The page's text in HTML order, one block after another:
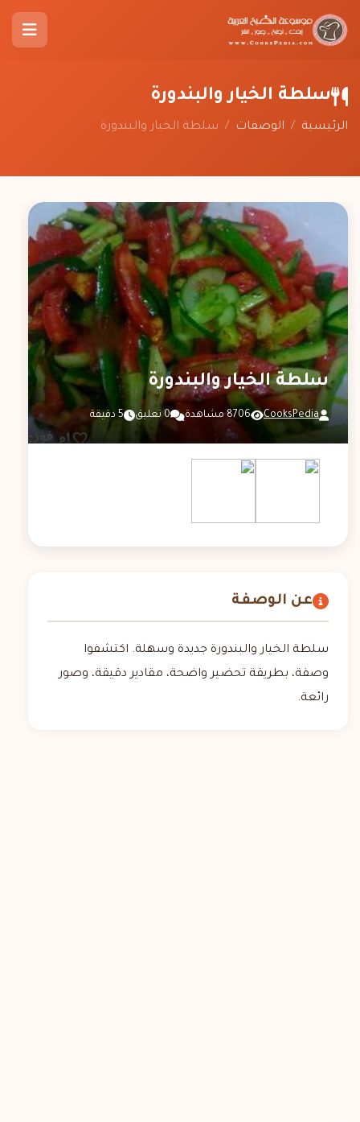
سلطة الخيار والبندورة
الرئيسية / الوصفات / سلطة الخيار والبندورة
سلطة الخيار والبندورة
CooksPedia 8706 مشاهدة 0 تعليق 5 دقيقة
عن الوصفة
سلطة الخيار والبندورة جديدة وسهلة. اكتشفوا
وصفة، بطريقة تحضير واضحة، مقادير دقيقة، وصور
رائعة.